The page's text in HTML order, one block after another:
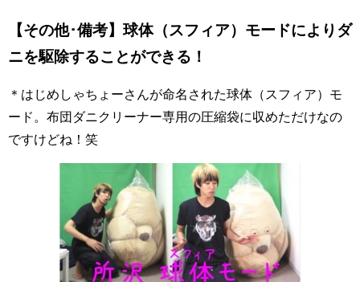
【その他･備考】球体（スフィア）モードによりダ
ニを駆除することができる！
＊はじめしゃちょーさんが命名された球体（スフィア）モ
ード。布団ダニクリーナー専用の圧縮袋に収めただけなの
ですけどね！笑